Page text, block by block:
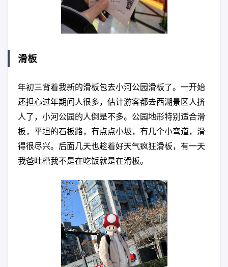
滑板
年初三背着我新的滑板包去小河公园滑板了。一开始
还担心过年期间人很多，估计游客都去西湖景区人挤
人了，小河公园的人倒是不多。公园地形特别适合滑
板，平坦的石板路，有点点小坡，有几个小弯道，滑
得很尽兴。后面几天也趁着好天气疯狂滑板，有一天
我爸吐槽我不是在吃饭就是在滑板。